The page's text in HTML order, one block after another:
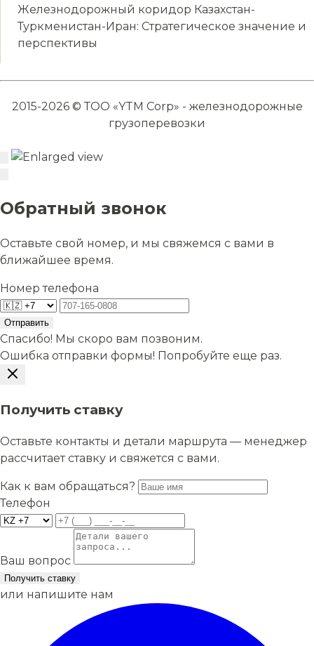
Железнодорожный коридор Казахстан-
Туркменистан-Иран: Стратегическое значение и
перспективы
2015-2026 © ТОО «YTM Corp» - железнодорожные
грузоперевозки
Обратный звонок
Оставьте свой номер, и мы свяжемся с вами в
ближайшее время.
Номер телефона
Отправить
Спасибо! Мы скоро вам позвоним.
Ошибка отправки формы! Попробуйте еще раз.
Получить ставку
Оставьте контакты и детали маршрута — менеджер
рассчитает ставку и свяжется с вами.
Как к вам обращаться?
Телефон
Ваш вопрос
Получить ставку
или напишите нам